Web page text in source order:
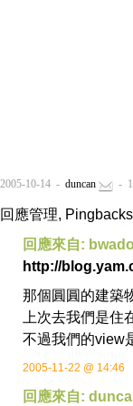
2005-10-14 - duncan -
回應管理,
回應來自:
http://
那個圓圓的建築
上次去我們是住
不過我們的view
2005-11-22 @ 14:46
回應來自: